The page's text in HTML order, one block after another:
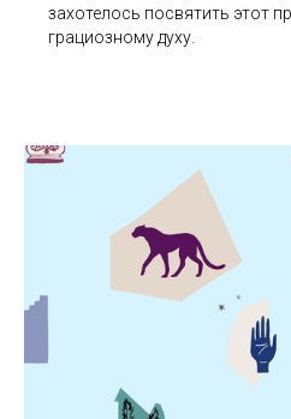
захотелось посвятить этот
грациозному духу.